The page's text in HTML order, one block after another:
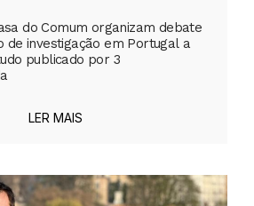
do Comum organizam debate
de investigação em Portugal a
publicado por 3
LER MAIS